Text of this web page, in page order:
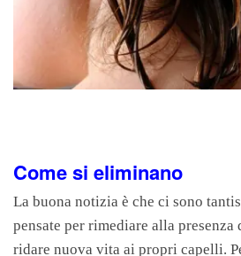
Come si eliminano
La buona notizia è che ci sono
pensate per rimediare alla
ridare nuova vita ai propri capelli.